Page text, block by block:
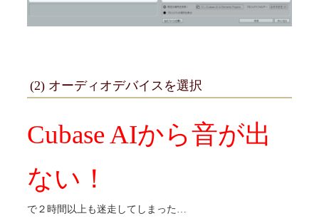
(2) オーディオデバイスを選択
Cubase AIから音が出
ない！
で２時間以上も迷走してしまった…